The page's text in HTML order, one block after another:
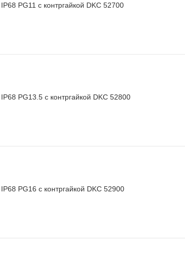
PG11 с контргайкой DKC 52700
PG13.5 с контргайкой DKC 52800
PG16 с контргайкой DKC 52900